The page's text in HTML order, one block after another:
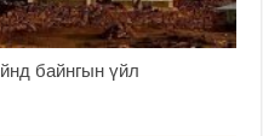
байнгын үйл